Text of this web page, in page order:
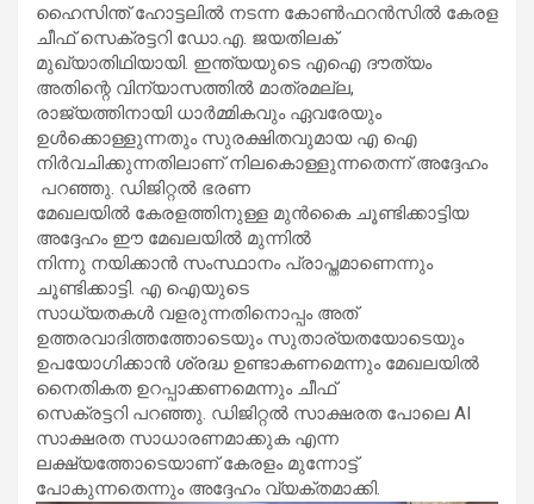
ഹൈസിന്ത് ഹോട്ടലിൽ നടന്ന കോൺഫറൻസിൽ കേരള
ചീഫ് സെക്രട്ടറി ഡോ.എ. ജയതിലക്
മുഖ്യാതിഥിയായി. ഇന്ത്യയുടെ എഐ ദൗത്യം
അതിന്റെ വിന്യാസത്തിൽ മാത്രമല്ല,
രാജ്യത്തിനായി ധാർമ്മികവും ഏവരേയും
ഉൾക്കൊള്ളുന്നതും സുരക്ഷിതവുമായ എ ഐ
നിർവചിക്കുന്നതിലാണ് നിലകൊള്ളുന്നതെന്ന് അദ്ദേഹം
പറഞ്ഞു. ഡിജിറ്റൽ ഭരണ
മേഖലയിൽ കേരളത്തിനുള്ള മുൻകൈ ചൂണ്ടിക്കാട്ടിയ
അദ്ദേഹം ഈ മേഖലയിൽ മുന്നിൽ
നിന്നു നയിക്കാൻ സംസ്ഥാനം പ്രാപ്തമാണെന്നും
ചൂണ്ടിക്കാട്ടി. എ ഐയുടെ
സാധ്യതകൾ വളരുന്നതിനൊപ്പം അത്
ഉത്തരവാദിത്തത്തോടെയും സുതാര്യതയോടെയും
ഉപയോഗിക്കാൻ ശ്രദ്ധ ഉണ്ടാകണമെന്നും മേഖലയിൽ
നൈതികത ഉറപ്പാക്കണമെന്നും ചീഫ്
സെക്രട്ടറി പറഞ്ഞു. ഡിജിറ്റൽ സാക്ഷരത പോലെ AI
സാക്ഷരത സാധാരണമാക്കുക എന്ന
ലക്ഷ്യത്തോടെയാണ് കേരളം മുന്നോട്ട്
പോകുന്നതെന്നും അദ്ദേഹം വ്യക്തമാക്കി.